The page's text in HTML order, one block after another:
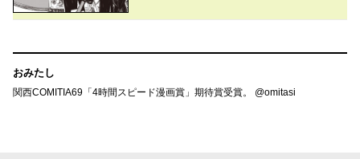
おみたし
関西COMITIA69「4時間スピード漫画賞」期待賞受賞。 @omitasi